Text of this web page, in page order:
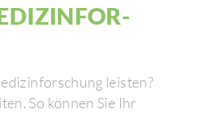
leisten?
So können Sie Ihr